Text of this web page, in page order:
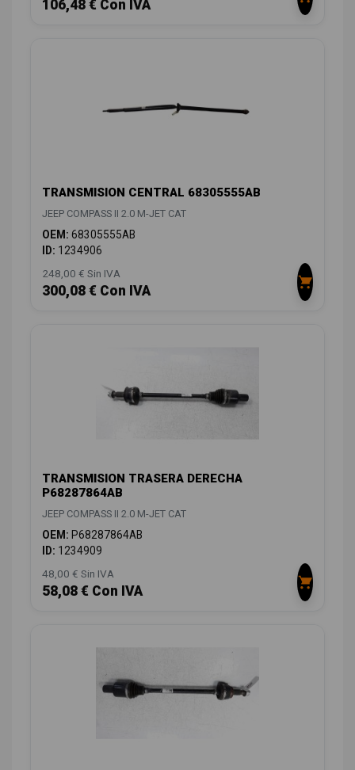
106,48 € Con IVA
TRANSMISION CENTRAL 68305555AB
JEEP COMPASS II 2.0 M-JET CAT
OEM: 68305555AB
ID: 1234906
248,00 € Sin IVA
300,08 € Con IVA
TRANSMISION TRASERA DERECHA
P68287864AB
JEEP COMPASS II 2.0 M-JET CAT
OEM: P68287864AB
ID: 1234909
48,00 € Sin IVA
58,08 € Con IVA